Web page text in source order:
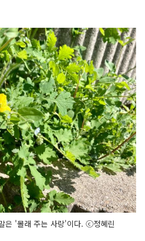
은 '몰래 주는 사랑'이다. ⓒ정혜린